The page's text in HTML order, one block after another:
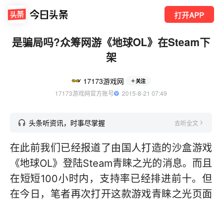
打开APP
是骗局吗?众筹网游《地球OL》在Steam下
架
17173游戏网 关注
17173游戏网官方账号
  2015-8-21 07:49
头条听资讯，时事尽掌握 去听全文
在此前我们已经报道了由国人打造的沙盒游戏
《地球OL》登陆Steam青睐之光的消息。而且
在短短100小时内，支持率已经排进前十。但
在今日，笔者再次打开这款游戏青睐之光页面